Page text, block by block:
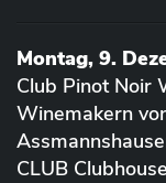
Montag, 9.
Club Pinot Noir
Winemakern
CLUB